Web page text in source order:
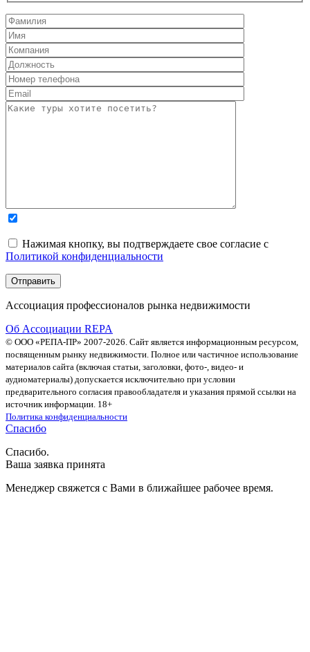
Нажимая кнопку, вы подтверждаете свое согласие с
Политикой конфиденциальности
Ассоциация профессионалов рынка недвижимости
Об Ассоциации REPA
© ООО «РЕПА-ПР» 2007-2026. Сайт является информационным ресурсом,
посвященным рынку недвижимости. Полное или частичное использование
материалов сайта (включая статьи, заголовки, фото-, видео- и
аудиоматериалы) допускается исключительно при условии
предварительного согласия правообладателя и указания прямой ссылки на
источник информации. 18+
Политика конфиденциальности
Спасибо
Спасибо.
Ваша заявка принята
Менеджер свяжется с Вами в ближайшее рабочее время.